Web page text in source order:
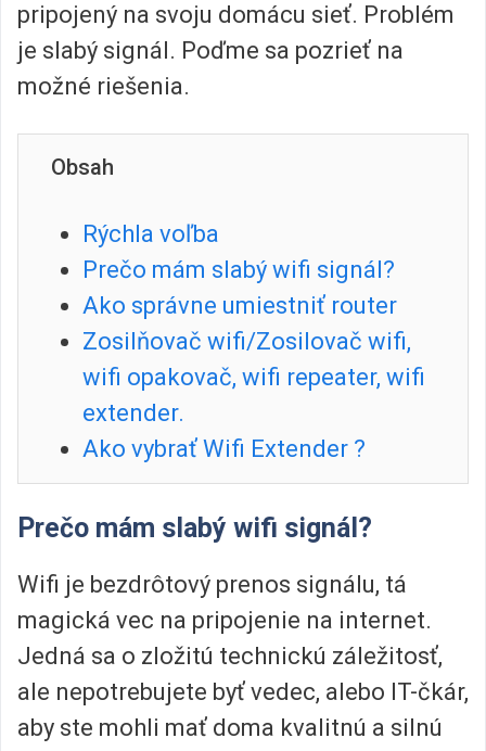
pripojený na svoju domácu sieť. Problém
je slabý signál. Poďme sa pozrieť na
možné riešenia.
Obsah
Rýchla voľba
Prečo mám slabý wifi signál?
Ako správne umiestniť router
Zosilňovač wifi/Zosilovač wifi,
wifi opakovač, wifi repeater, wifi
extender.
Ako vybrať Wifi Extender ?
Prečo mám slabý wifi signál?
Wifi je bezdrôtový prenos signálu, tá
magická vec na pripojenie na internet.
Jedná sa o zložitú technickú záležitosť,
ale nepotrebujete byť vedec, alebo IT-čkár,
aby ste mohli mať doma kvalitnú a silnú